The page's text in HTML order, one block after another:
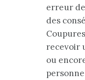
erreur
des
recevoir
ou